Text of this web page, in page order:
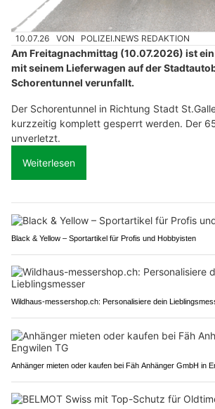
10.07.26 VON POLIZEI.NEWS REDAKTION
Am Freitagnachmittag (10.07.2026) ist
mit seinem Lieferwagen auf der
Schorentunnel verunfallt.
Der Schorentunnel in Richtung Stadt
kurzzeitig komplett gesperrt werden. Der
unverletzt.
Weiterlesen
Black & Yellow – Sportartikel für Profis und Hobbyisten
Wildhaus-messershop.ch: Personalisiere dein
Anhänger mieten oder kaufen bei Fäh Anhänger GmbH in